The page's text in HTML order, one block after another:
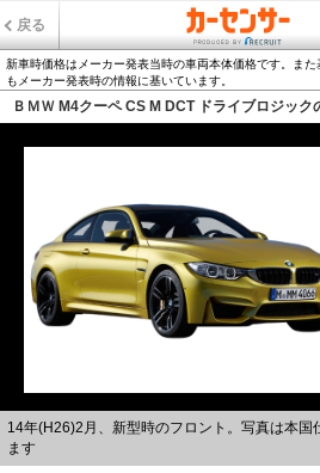
戻る
新車時価格はメーカー発表当時の車両本体価格です。ま
もメーカー発表時の情報に基いています。
ＢＭＷ M4クーペ CS M DCT ドライブロジック
14年(H26)2月、新型時のフロント。写真は本国
ます